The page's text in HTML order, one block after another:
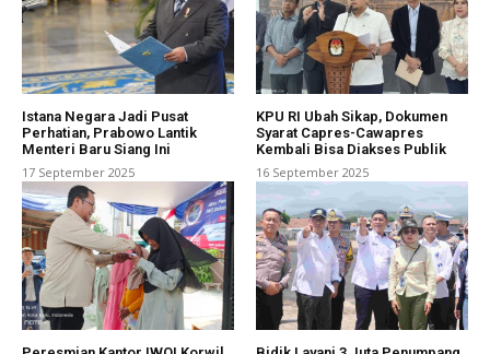
Istana Negara Jadi Pusat
Perhatian, Prabowo Lantik
Menteri Baru Siang Ini
17 September 2025
KPU RI Ubah Sikap, Dokumen
Syarat Capres-Cawapres
Kembali Bisa Diakses Publik
16 September 2025